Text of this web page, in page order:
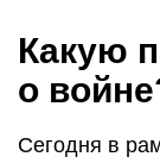
Какую
о
Сегодня в